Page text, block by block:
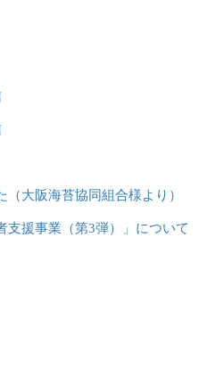
大阪海苔協同組合様より）
支援事業（第3弾）」について